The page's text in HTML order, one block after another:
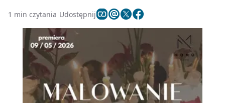
1 min czytania Udostępnij